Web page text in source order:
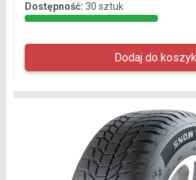
Dostępność: 30 sztuk